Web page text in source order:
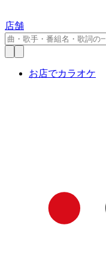
店舗
お店でカラオケ